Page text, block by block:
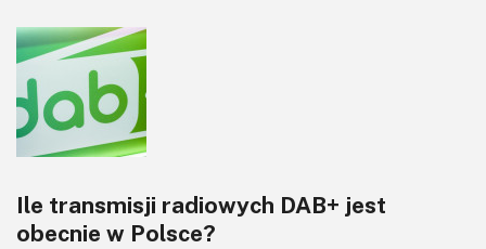
Ile transmisji radiowych DAB+ jest
obecnie w Polsce?